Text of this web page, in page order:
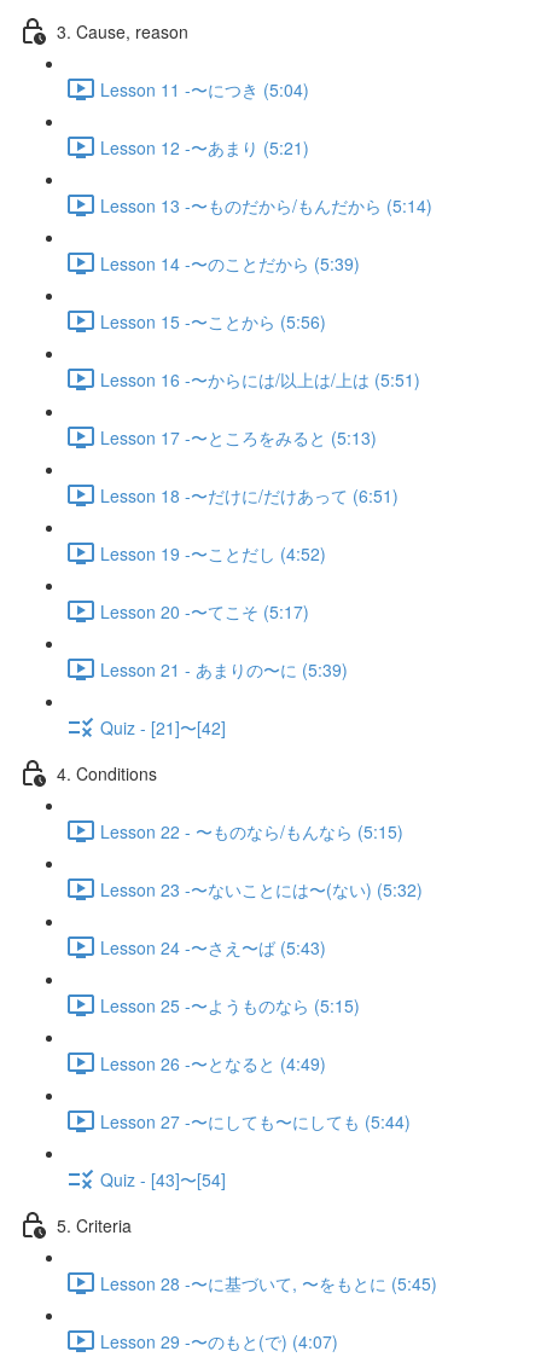
3. Cause, reason
Lesson 11 -〜につき (5:04)
Lesson 12 -〜あまり (5:21)
Lesson 13 -〜ものだから/もんだから (5:14)
Lesson 14 -〜のことだから (5:39)
Lesson 15 -〜ことから (5:56)
Lesson 16 -〜からには/以上は/上は (5:51)
Lesson 17 -〜ところをみると (5:13)
Lesson 18 -〜だけに/だけあって (6:51)
Lesson 19 -〜ことだし (4:52)
Lesson 20 -〜てこそ (5:17)
Lesson 21 - あまりの〜に (5:39)
Quiz - [21]〜[42]
4. Conditions
Lesson 22 - 〜ものなら/もんなら (5:15)
Lesson 23 -〜ないことには〜(ない) (5:32)
Lesson 24 -〜さえ〜ば (5:43)
Lesson 25 -〜ようものなら (5:15)
Lesson 26 -〜となると (4:49)
Lesson 27 -〜にしても〜にしても (5:44)
Quiz - [43]〜[54]
5. Criteria
Lesson 28 -〜に基づいて, 〜をもとに (5:45)
Lesson 29 -〜のもと(で) (4:07)